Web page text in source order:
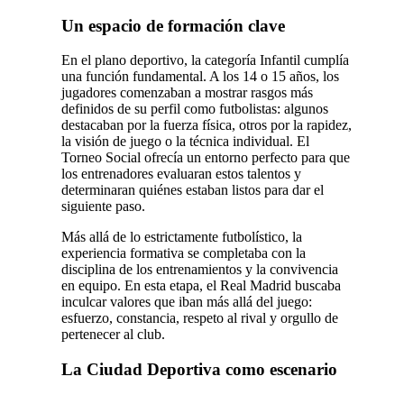
Un espacio de formación clave
En el plano deportivo, la categoría Infantil cumplía
una función fundamental. A los 14 o 15 años, los
jugadores comenzaban a mostrar rasgos más
definidos de su perfil como futbolistas: algunos
destacaban por la fuerza física, otros por la rapidez,
la visión de juego o la técnica individual. El
Torneo Social ofrecía un entorno perfecto para que
los entrenadores evaluaran estos talentos y
determinaran quiénes estaban listos para dar el
siguiente paso.
Más allá de lo estrictamente futbolístico, la
experiencia formativa se completaba con la
disciplina de los entrenamientos y la convivencia
en equipo. En esta etapa, el Real Madrid buscaba
inculcar valores que iban más allá del juego:
esfuerzo, constancia, respeto al rival y orgullo de
pertenecer al club.
La Ciudad Deportiva como escenario